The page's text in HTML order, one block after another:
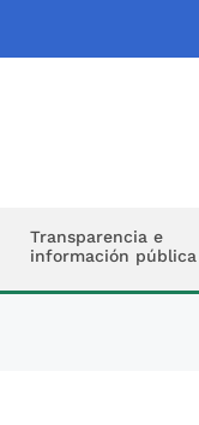
de Tierras
Transparencia e
información pública